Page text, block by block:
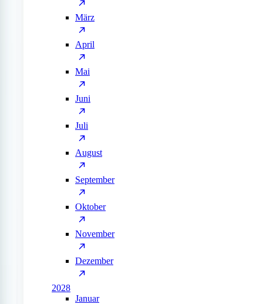
März
April
Mai
Juni
Juli
August
September
Oktober
November
Dezember
2028
Januar